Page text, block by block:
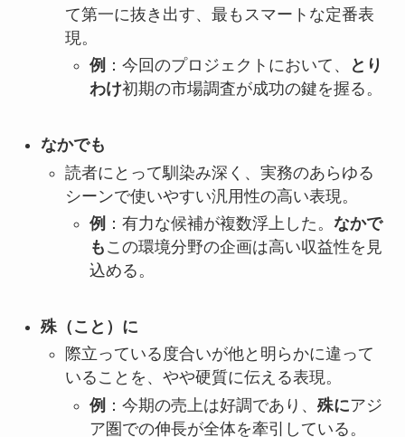
て第一に抜き出す、最もスマートな定番表
現。
例 ：今回のプロジェクトにおいて、
とり
わけ初期の市場調査が成功の鍵を握る。
なかでも
読者にとって馴染み深く、実務のあらゆる
シーンで使いやすい汎用性の高い表現。
例 ：有力な候補が複数浮上した。 なかで
も この環境分野の企画は高い収益性を見
込める。
殊（こと）に
際立っている度合いが他と明らかに違って
いることを、やや硬質に伝える表現。
例 ：今期の売上は好調であり、 殊にアジ
ア圏での伸長が全体を牽引している。